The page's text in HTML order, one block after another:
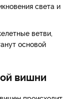
света и
ветви,
основой
вишни